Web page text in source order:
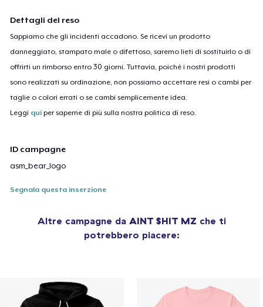
Dettagli del reso
Sappiamo che gli incidenti accadono. Se ricevi un prodotto
danneggiato, stampato male o difettoso, saremo lieti di sostituirlo o di
offrirti un rimborso entro 30 giorni. Tuttavia, poiché i nostri prodotti
sono realizzati su ordinazione, non possiamo accettare resi o cambi per
taglie o colori errati o se cambi semplicemente idea.
Leggi qui per saperne di più sulla nostra politica di reso.
ID campagne
asm_bear_logo
Segnala questa inserzione
Altre campagne da AINT $HIT MZ che ti
potrebbero piacere: